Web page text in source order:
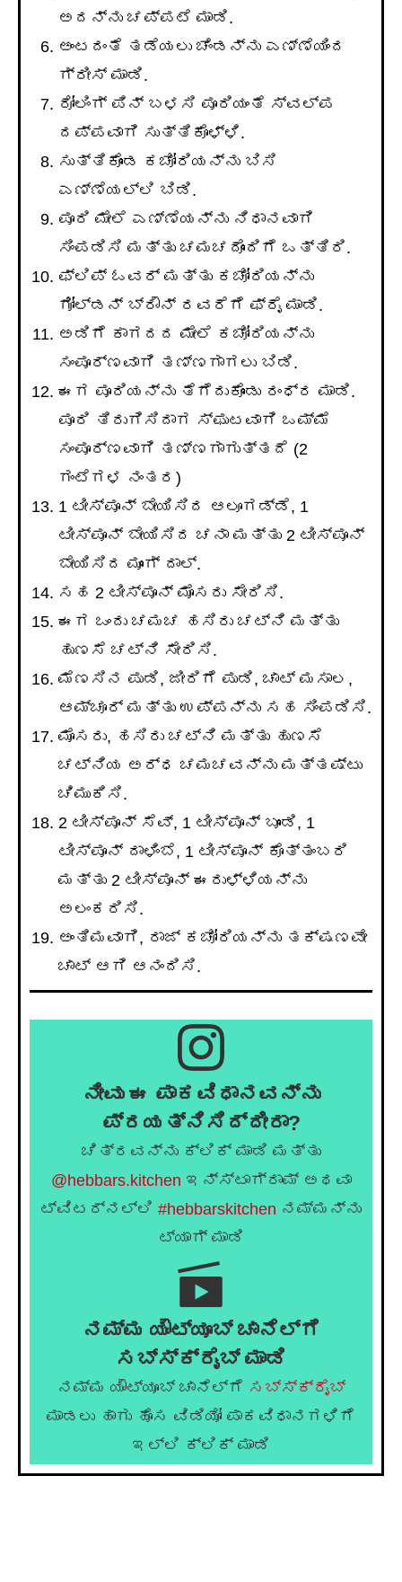
ಅದನ್ನು ಚಪ್ಪಟೆ ಮಾಡಿ.
ಅಂಟದಂತೆ ತಡೆಯಲು ಚೆಂಡನ್ನು ಎಣ್ಣೆಯಿಂದ
ಗ್ರೀಸ್ ಮಾಡಿ.
ರೋಲಿಂಗ್ ಪಿನ್ ಬಳಸಿ ಪೂರಿಯಂತೆ ಸ್ವಲ್ಪ
ದಪ್ಪವಾಗಿ ಸುತ್ತಿಕೊಳ್ಳಿ.
ಸುತ್ತಿಕೊಂಡ ಕಚೋರಿಯನ್ನು ಬಿಸಿ
ಎಣ್ಣೆಯಲ್ಲಿ ಬಿಡಿ.
ಪೂರಿ ಮೇಲೆ ಎಣ್ಣೆಯನ್ನು ನಿಧಾನವಾಗಿ
ಸಿಂಪಡಿಸಿ ಮತ್ತು ಚಮಚದೊಂದಿಗೆ ಒತ್ತಿರಿ.
ಫ್ಲಿಪ್ ಓವರ್ ಮತ್ತು ಕಚೋರಿಯನ್ನು
ಗೋಲ್ಡನ್ ಬ್ರೌನ್ ರವರೆಗೆ ಫ್ರೈ ಮಾಡಿ.
ಅಡಿಗೆ ಕಾಗದದ ಮೇಲೆ ಕಚೋರಿಯನ್ನು
ಸಂಪೂರ್ಣವಾಗಿ ತಣ್ಣಗಾಗಲು ಬಿಡಿ.
ಈಗ ಪೂರಿಯನ್ನು ತೆಗೆದುಕೊಂಡು ರಂಧ್ರ ಮಾಡಿ.
ಪೂರಿ ತಿರುಗಿಸಿದಾಗ ಸ್ಫುಟವಾಗಿ ಒಮ್ಮೆ
ಸಂಪೂರ್ಣವಾಗಿ ತಣ್ಣಗಾಗುತ್ತದೆ (2
ಗಂಟೆಗಳ ನಂತರ)
1 ಟೀಸ್ಪೂನ್ ಬೇಯಿಸಿದ ಆಲೂಗಡ್ಡೆ, 1
ಟೀಸ್ಪೂನ್ ಬೇಯಿಸಿದ ಚನಾ ಮತ್ತು 2 ಟೀಸ್ಪೂನ್
ಬೇಯಿಸಿದ ಮೂಂಗ್ ದಾಲ್.
ಸಹ 2 ಟೀಸ್ಪೂನ್ ಮೊಸರು ಸೇರಿಸಿ.
ಈಗ ಒಂದು ಚಮಚ ಹಸಿರು ಚಟ್ನಿ ಮತ್ತು
ಹುಣಸೆ ಚಟ್ನಿ ಸೇರಿಸಿ.
ಮೆಣಸಿನ ಪುಡಿ, ಜೀರಿಗೆ ಪುಡಿ, ಚಾಟ್ ಮಸಾಲ,
ಆಮ್ಚೂರ್ ಮತ್ತು ಉಪ್ಪನ್ನು ಸಹ ಸಿಂಪಡಿಸಿ.
ಮೊಸರು, ಹಸಿರು ಚಟ್ನಿ ಮತ್ತು ಹುಣಸೆ
ಚಟ್ನಿಯ ಅರ್ಧ ಚಮಚವನ್ನು ಮತ್ತಷ್ಟು
ಚಿಮುಕಿಸಿ.
2 ಟೀಸ್ಪೂನ್ ಸೆವ್, 1 ಟೀಸ್ಪೂನ್ ಬೂಂಡಿ, 1
ಟೀಸ್ಪೂನ್ ದಾಳಿಂಬೆ, 1 ಟೀಸ್ಪೂನ್ ಕೊತ್ತಂಬರಿ
ಮತ್ತು 2 ಟೀಸ್ಪೂನ್ ಈರುಳ್ಳಿಯನ್ನು
ಅಲಂಕರಿಸಿ.
ಅಂತಿಮವಾಗಿ, ರಾಜ್ ಕಚೋರಿಯನ್ನು ತಕ್ಷಣವೇ
ಚಾಟ್ ಆಗಿ ಆನಂದಿಸಿ.
ನೀವು ಈ ಪಾಕವಿಧಾನವನ್ನು
ಪ್ರಯತ್ನಿಸಿದ್ದೀರಾ?
ಚಿತ್ರವನ್ನು ಕ್ಲಿಕ್ ಮಾಡಿ ಮತ್ತು
@hebbars.kitchen ಇನ್ಸ್ಟಾಗ್ರಾಮ್ ಅಥವಾ
ಟ್ವಿಟರ್‌ನಲ್ಲಿ #hebbarskitchen ನಮ್ಮನ್ನು
ಟ್ಯಾಗ್ ಮಾಡಿ
ನಮ್ಮ ಯೌಟ್ಯೂಬ್ ಚಾನೆಲ್ಗೆ
ಸಬ್ಸ್ಕ್ರೈಬ್ ಮಾಡಿ
ನಮ್ಮ ಯೌಟ್ಯೂಬ್ ಚಾನೆಲ್ಗೆ ಸಬ್ಸ್ಕ್ರೈಬ್
ಮಾಡಲು ಹಾಗು ಹೊಸ ವಿಡಿಯೋ ಪಾಕವಿಧಾನಗಳಿಗೆ
ಇಲ್ಲಿ ಕ್ಲಿಕ್ ಮಾಡಿ